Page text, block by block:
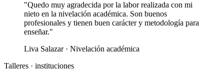
"Quedo muy agradecida por la labor realizada con mi
nieto en la nivelación académica. Son buenos
profesionales y tienen buen carácter y metodología para
enseñar."
Liva Salazar · Nivelación académica
Talleres · instituciones